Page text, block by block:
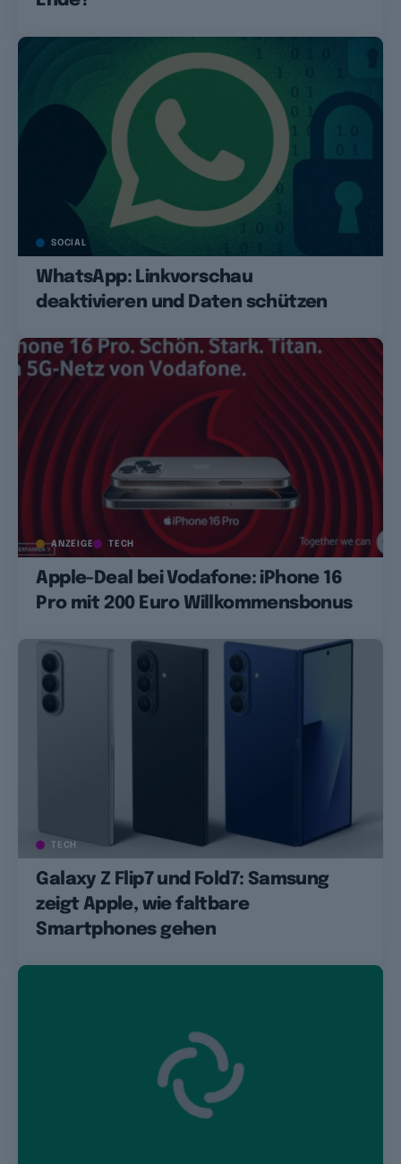
SOCIAL
WhatsApp: Linkvorschau
deaktivieren und Daten schützen
ANZEIGE TECH
Apple-Deal bei Vodafone: iPhone 16
Pro mit 200 Euro Willkommensbonus
TECH
Galaxy Z Flip7 und Fold7: Samsung
zeigt Apple, wie faltbare
Smartphones gehen